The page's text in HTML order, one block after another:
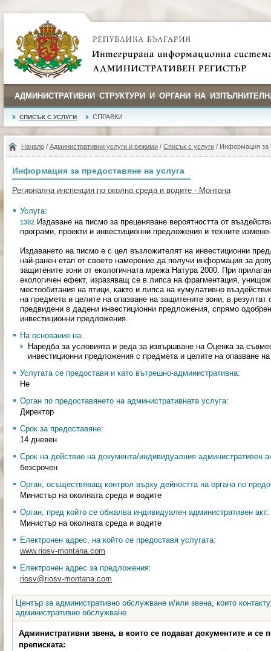
АДМИНИСТРАТИВНИ СТРУКТУРИ И ОРГАНИ НА
СПИСЪК С УСЛУГИ СПРАВКИ
Начало / Административни услуги и режими / Списък с услуги / Информация за
Информация за предоставяне на услуга
Регионална инспекция по околна среда и водите - Монтана
Услуга:
1382 Издаване на писмо за преценяване вероятността от
програми, проекти и инвестиционни предложения и техните
Издаването на писмо е с цел възложителят на инвестиционни
най-ранен етап от своето намерение да получи информация за
защитените зони от екологичната мрежа Натура 2000. При
екологичен ефект, изразяващ се в липса на фрагментация,
местообитания на птици, както и липса на кумулативно
на предмета и целите на опазване на защитените зони, в резултат
предвидени в дадени инвестиционни предложения, спрямо
инвестиционни предложения.
На основание на:
Наредба за условията и реда за извършване на Оценка за
инвестиционни предложения с предмета и целите на опазване
Услугата се предоставя и като вътрешно-административна:
Не
Орган по предоставянето на административната услуга:
Директор
Срок за предоставяне:
14 дневен
Срок на действие на документа/индивидуалния административен
безсрочен
Орган, осъществяващ контрол върху дейността на органа по
Министър на околната среда и водите
Орган, пред който се обжалва индивидуален административен акт:
Министър на околната среда и водите
Електронен адрес, на който се предоставя услугата:
www.riosv-montana.com
Електронен адрес за предложения:
riosv@riosv-montana.com
Център за административно обслужване и/или звена, които
административно обслужване
Административни звена, в които се подават документите и се
преписката: